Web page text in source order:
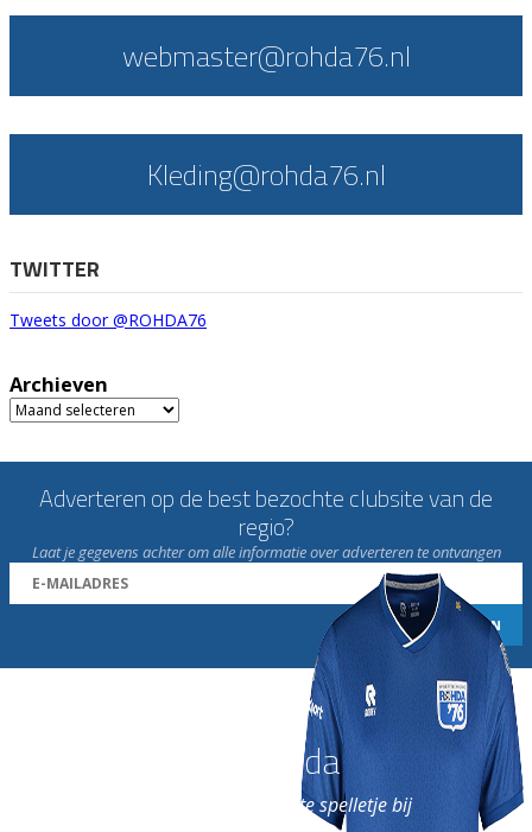
webmaster@rohda76.nl
Kleding@rohda76.nl
TWITTER
Tweets door @ROHDA76
Archieven
Archieven
Adverteren op de best bezochte clubsite van de
regio?
Laat je gegevens achter om alle informatie over adverteren te ontvangen
Word nu lid van Rohda
en geniet iedere week van het leukste spelletje bij